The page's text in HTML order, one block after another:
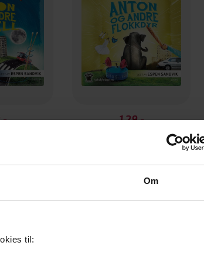
Om
til:
129,-
Anton og andre flokkdyr
LYDBOK